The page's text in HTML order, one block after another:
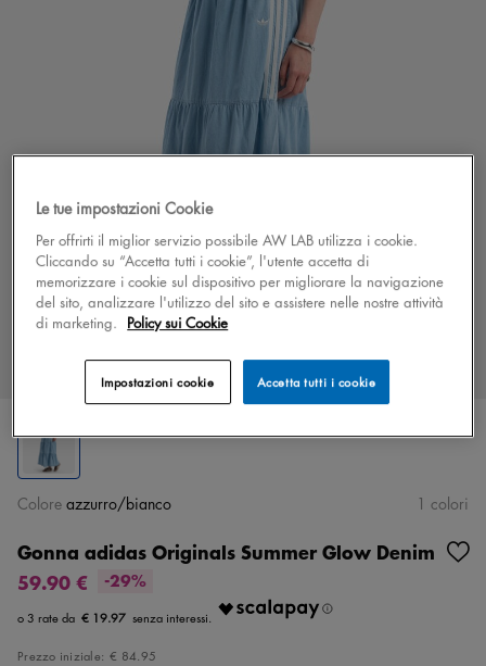
Gonna adidas Originals Summer Glow Denim
59.90 €
-29%
€ 19.97
Prezzo iniziale: € 84.95
Colore azzurro/bianco 1 colori
Le tue impostazioni Cookie
Per offrirti il miglior servizio possibile AW LAB utilizza i cookie.
Cliccando su “Accetta tutti i cookie”, l'utente accetta di
memorizzare i cookie sul dispositivo per migliorare la navigazione
del sito, analizzare l'utilizzo del sito e assistere nelle nostre attività
di marketing. Policy sui Cookie
Accetta tutti i cookie
Impostazioni cookie